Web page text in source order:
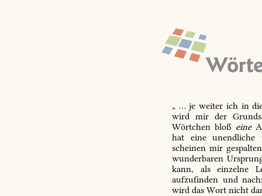
„ … je weiter ich in
wird mir der
Wörtchen bloß eine
hat eine unendliche
scheinen mir
wunderbaren
kann, als einzelne
aufzufinden und
wird das Wort nicht